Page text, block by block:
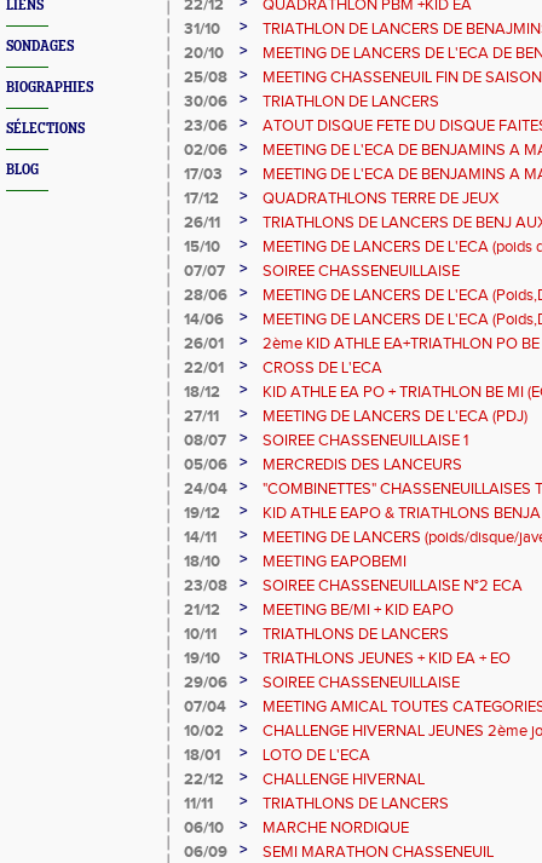
LIENS
SONDAGES
BIOGRAPHIES
SÉLECTIONS
BLOG
22/12
QUADRATHLON PBM +KID EA
31/10
>
TRIATHLON DE LANCERS DE
20/10
>
MEETING DE LANCERS DE L'ECA DE
25/08
>
MEETING CHASSENEUIL FIN DE SAISON
30/06
>
TRIATHLON DE LANCERS
23/06
>
ATOUT DISQUE FETE DU DISQUE
02/06
>
MEETING DE L'ECA DE BENJAMINS A
17/03
>
MEETING DE L'ECA DE BENJAMINS A
17/12
>
QUADRATHLONS TERRE DE JEUX
26/11
>
TRIATHLONS DE LANCERS DE BENJ
DISQUE JAVELOT)
15/10 >
MEETING DE LANCERS DE L'ECA
benjamins à masters
07/07 >
SOIREE CHASSENEUILLAISE
28/06
>
MEETING DE LANCERS DE L'ECA
14/06
>
MEETING DE LANCERS DE L'ECA
26/01
>
2ème KID ATHLE EA+TRIATHLON PO
22/01
>
CROSS DE L'ECA
18/12
>
KID ATHLE EA PO + TRIATHLON BE MI
27/11
>
MEETING DE LANCERS DE L'ECA (PDJ)
08/07
>
SOIREE CHASSENEUILLAISE 1
05/06
>
MERCREDIS DES LANCEURS
24/04
>
"COMBINETTES" CHASSENEUILLAISES
19/12
>
KID ATHLE EAPO & TRIATHLONS
14/11
>
MEETING DE LANCERS (poids/disque/
18/10
>
MEETING EAPOBEMI
23/08
>
SOIREE CHASSENEUILLAISE N°2 ECA
21/12
>
MEETING BE/MI + KID EAPO
10/11
>
TRIATHLONS DE LANCERS
19/10
>
TRIATHLONS JEUNES + KID EA + EO
29/06
>
SOIREE CHASSENEUILLAISE
07/04
>
MEETING AMICAL TOUTES
10/02
>
CHALLENGE HIVERNAL JEUNES 2ème
18/01
>
LOTO DE L'ECA
22/12
>
CHALLENGE HIVERNAL
11/11
>
TRIATHLONS DE LANCERS
06/10
>
MARCHE NORDIQUE
06/09
> SEMI MARATHON CHASSENEUIL